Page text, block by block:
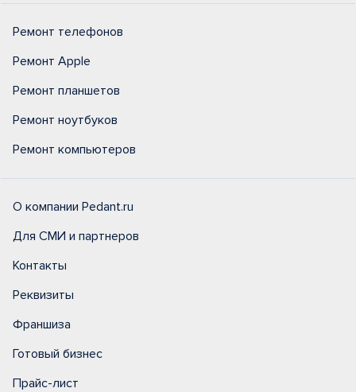
Ремонт телефонов
Ремонт Apple
Ремонт планшетов
Ремонт ноутбуков
Ремонт компьютеров
О компании Pedant.ru
Для СМИ и партнеров
Контакты
Реквизиты
Франшиза
Готовый бизнес
Прайс-лист